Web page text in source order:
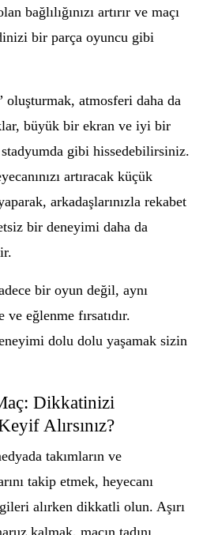
bağlılığınızı artırır ve maçı
bir parça oyuncu gibi
oluşturmak, atmosferi daha da
büyük bir ekran ve iyi bir
gibi hissedebilirsiniz.
artıracak küçük
arkadaşlarınızla rekabet
bir deneyimi daha da
bir oyun değil, aynı
eğlenme fırsatıdır.
dolu dolu yaşamak sizin
Dikkatinizi
Alırsınız?
takımların ve
takip etmek, heyecanı
alırken dikkatli olun. Aşırı
kalmak, maçın tadını